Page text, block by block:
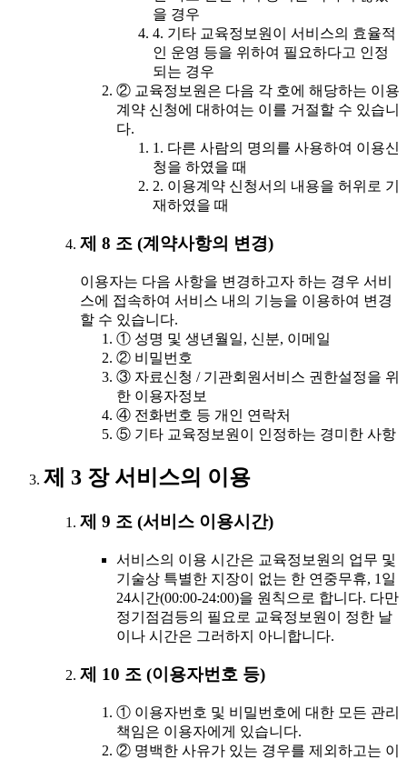
을 경우
4. 기타 교육정보원이 서비스의 효율적
인 운영 등을 위하여 필요하다고 인정
되는 경우
② 교육정보원은 다음 각 호에 해당하는 이용
계약 신청에 대하여는 이를 거절할 수 있습니
다.
1. 다른 사람의 명의를 사용하여 이용신
청을 하였을 때
2. 이용계약 신청서의 내용을 허위로 기
재하였을 때
제 8 조 (계약사항의 변경)
이용자는 다음 사항을 변경하고자 하는 경우 서비
스에 접속하여 서비스 내의 기능을 이용하여 변경
할 수 있습니다.
① 성명 및 생년월일, 신분, 이메일
② 비밀번호
③ 자료신청 / 기관회원서비스 권한설정을 위
한 이용자정보
④ 전화번호 등 개인 연락처
⑤ 기타 교육정보원이 인정하는 경미한 사항
제 3 장 서비스의 이용
제 9 조 (서비스 이용시간)
서비스의 이용 시간은 교육정보원의 업무 및
기술상 특별한 지장이 없는 한 연중무휴, 1일
24시간(00:00-24:00)을 원칙으로 합니다. 다만
정기점검등의 필요로 교육정보원이 정한 날
이나 시간은 그러하지 아니합니다.
제 10 조 (이용자번호 등)
① 이용자번호 및 비밀번호에 대한 모든 관리
책임은 이용자에게 있습니다.
② 명백한 사유가 있는 경우를 제외하고는 이